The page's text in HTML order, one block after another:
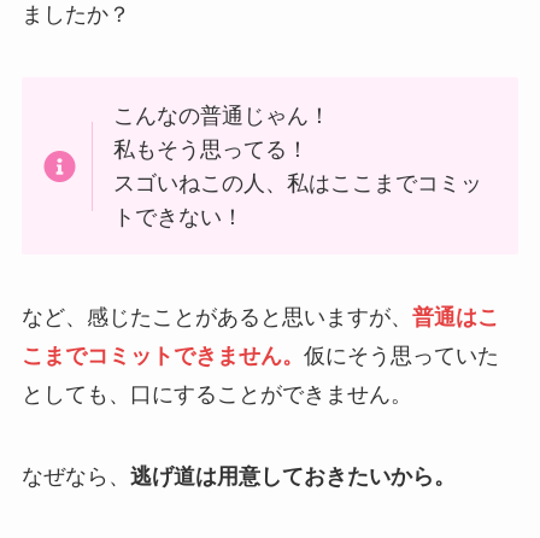
ましたか？
こんなの普通じゃん！
私もそう思ってる！
スゴいねこの人、私はここまでコミッ
トできない！
など、感じたことがあると思いますが、 普通はこ
こまでコミットできません。 仮にそう思っていた
としても、口にすることができません。
なぜなら、 逃げ道は用意しておきたいから。